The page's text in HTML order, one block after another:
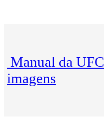
Manual da
imagens